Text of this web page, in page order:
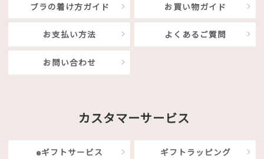
ブラの着け方ガイド お買い物ガイド
お支払い方法 よくあるご質問
お問い合わせ
カスタマーサービス
eギフトサービス ギフトラッピング